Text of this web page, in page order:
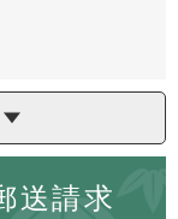
し
送請求